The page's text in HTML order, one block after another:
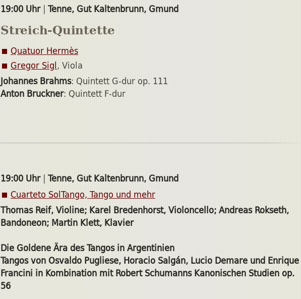
19:00 Uhr|Tenne, Gut Kaltenbrunn, Gmund
Streich-Quintette
Quatuor Hermès
Gregor Sigl, Viola
Johannes Brahms: Quintett G-dur op. 111
Anton Bruckner: Quintett F-dur
19:00 Uhr|Tenne, Gut Kaltenbrunn, Gmund
Cuarteto SolTango, Tango und mehr
Thomas Reif, Violine; Karel Bredenhorst, Violoncello; Andreas Rokseth,
Bandoneon; Martin Klett, Klavier
Die Goldene Ära des Tangos in Argentinien
Tangos von Osvaldo Pugliese, Horacio Salgán, Lucio Demare und Enrique
Francini in Kombination mit Robert Schumanns Kanonischen Studien op.
56